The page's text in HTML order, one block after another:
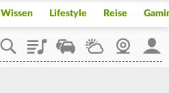
Wissen Lifestyle Reise
PlaylistStaupilotWetterWebcam